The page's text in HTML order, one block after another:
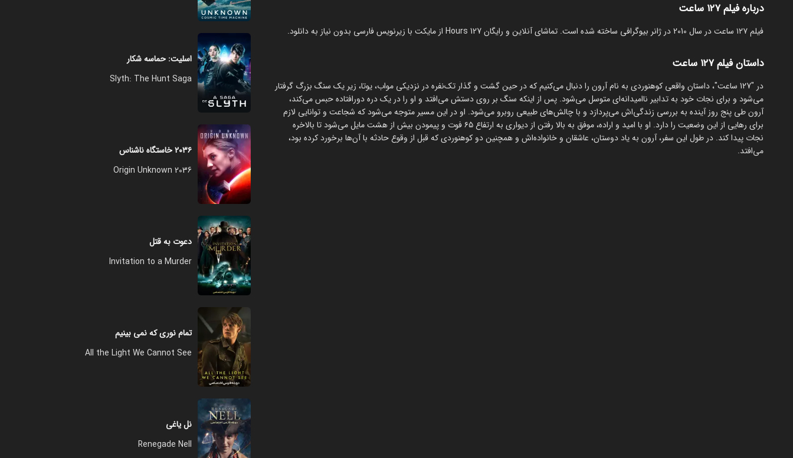
درباره فیلم ۱۲۷ ساعت
فیلم ۱۲۷ ساعت در سال 2010 در ژانر بیوگرافی ساخته شده است. تماشای آنلاین و رایگان 127 Hours از مایکت با زیرنویس فارسی بدون نیاز به دانلود.
داستان فیلم ۱۲۷ ساعت
در "127 ساعت"، داستان واقعی کوهنوردی به نام آرون را دنبال می‌کنیم که در حین گشت و گذار تک‌نفره در نزدیکی مواب، یوتا، زیر یک سنگ بزرگ گرفتار
می‌شود و برای نجات خود به تدابیر ناامیدانه‌ای متوسل می‌شود. پس از اینکه سنگ بر روی دستش می‌افتد و او را در یک دره دورافتاده حبس می‌کند،
آرون طی پنج روز آینده به بررسی زندگی‌اش می‌پردازد و با چالش‌های طبیعی روبرو می‌شود. او در این مسیر متوجه می‌شود که شجاعت و توانایی لازم
برای رهایی از این وضعیت را دارد. او با امید و اراده، موفق به بالا رفتن از دیواری به ارتفاع ۶۵ فوت و پیمودن بیش از هشت مایل می‌شود تا بالاخره
نجات پیدا کند. در طول این سفر، آرون به یاد دوستان، عاشقان و خانواده‌اش و همچنین دو کوهنوردی که قبل از وقوع حادثه با آن‌ها برخورد کرده بود،
می‌افتد.
اسلیت: حماسه شکار
Slyth: The Hunt Saga
۲۰۳۶ خاستگاه ناشناس
2036 Origin Unknown
دعوت به قتل
Invitation to a Murder
تمام نوری که نمی بینیم
All the Light We Cannot See
نل یاغی
Renegade Nell